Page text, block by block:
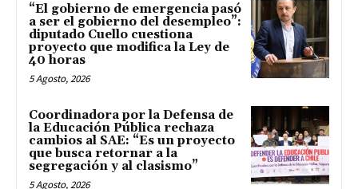
“El gobierno de emergencia pasó
a ser el gobierno del desempleo”:
diputado Cuello cuestiona
proyecto que modifica la Ley de
40 horas
5 Agosto, 2026
Coordinadora por la Defensa de
la Educación Pública rechaza
cambios al SAE: “Es un proyecto
que busca retornar a la
segregación y al clasismo”
5 Agosto, 2026